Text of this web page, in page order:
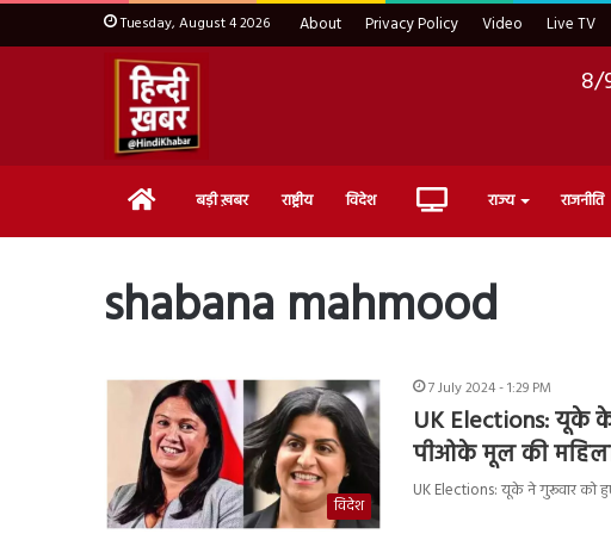
Tuesday, August 4 2026 About Privacy Policy Video Live TV
8/
Home बड़ी ख़बर राष्ट्रीय विदेश Live राज्य राजनीति
shabana mahmood
विदेश
7 July 2024 - 1:29 PM
UK Elections: यूके
पीओके मूल की
UK Elections: यूके ने गुरूवार को